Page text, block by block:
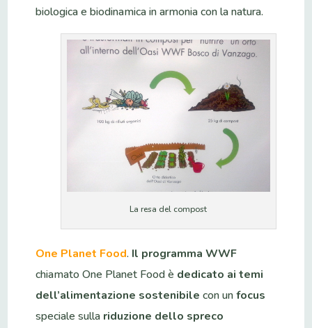
biologica e biodinamica in armonia con la natura.
La resa del compost
One Planet Food. Il programma WWF
chiamato One Planet Food è dedicato ai temi
dell’alimentazione sostenibile con unfocus
speciale sulla riduzione dello spreco